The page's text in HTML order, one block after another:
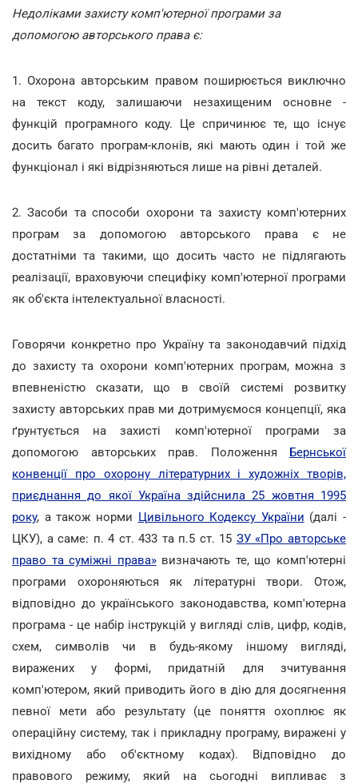
Недоліками захисту комп'ютерної програми за
допомогою авторського права є:
1. Охорона авторським правом поширюється виключно
на текст коду, залишаючи незахищеним основне -
функцій програмного коду. Це спричинює те, що існує
досить багато програм-клонів, які мають один і той же
функціонал і які відрізняються лише на рівні деталей.
2. Засоби та способи охорони та захисту комп'ютерних
програм за допомогою авторського права є не
достатніми та такими, що досить часто не підлягають
реалізації, враховуючи специфіку комп'ютерної програми
як об'єкта інтелектуальної власності.
Говорячи конкретно про Україну та законодавчий підхід
до захисту та охорони комп'ютерних програм, можна з
впевненістю сказати, що в своїй системі розвитку
захисту авторських прав ми дотримуємося концепції, яка
ґрунтується на захисті комп'ютерної програми за
допомогою авторських прав. Положення Бернської
конвенції про охорону літературних і художніх творів,
приєднання до якої Україна здійснила 25 жовтня 1995
року, а також норми Цивільного Кодексу України (далі -
ЦКУ), а саме: п. 4 ст. 433 та п.5 ст. 15 ЗУ «Про авторське
право та суміжні права»визначають те, що комп'ютерні
програми охороняються як літературні твори. Отож,
відповідно до українського законодавства, комп'ютерна
програма - це набір інструкцій у вигляді слів, цифр, кодів,
схем, символів чи в будь-якому іншому вигляді,
виражених у формі, придатній для зчитування
комп'ютером, який приводить його в дію для досягнення
певної мети або результату (це поняття охоплює як
операційну систему, так і прикладну програму, виражені у
вихідному або об'єктному кодах). Відповідно до
правового режиму, який на сьогодні випливає з